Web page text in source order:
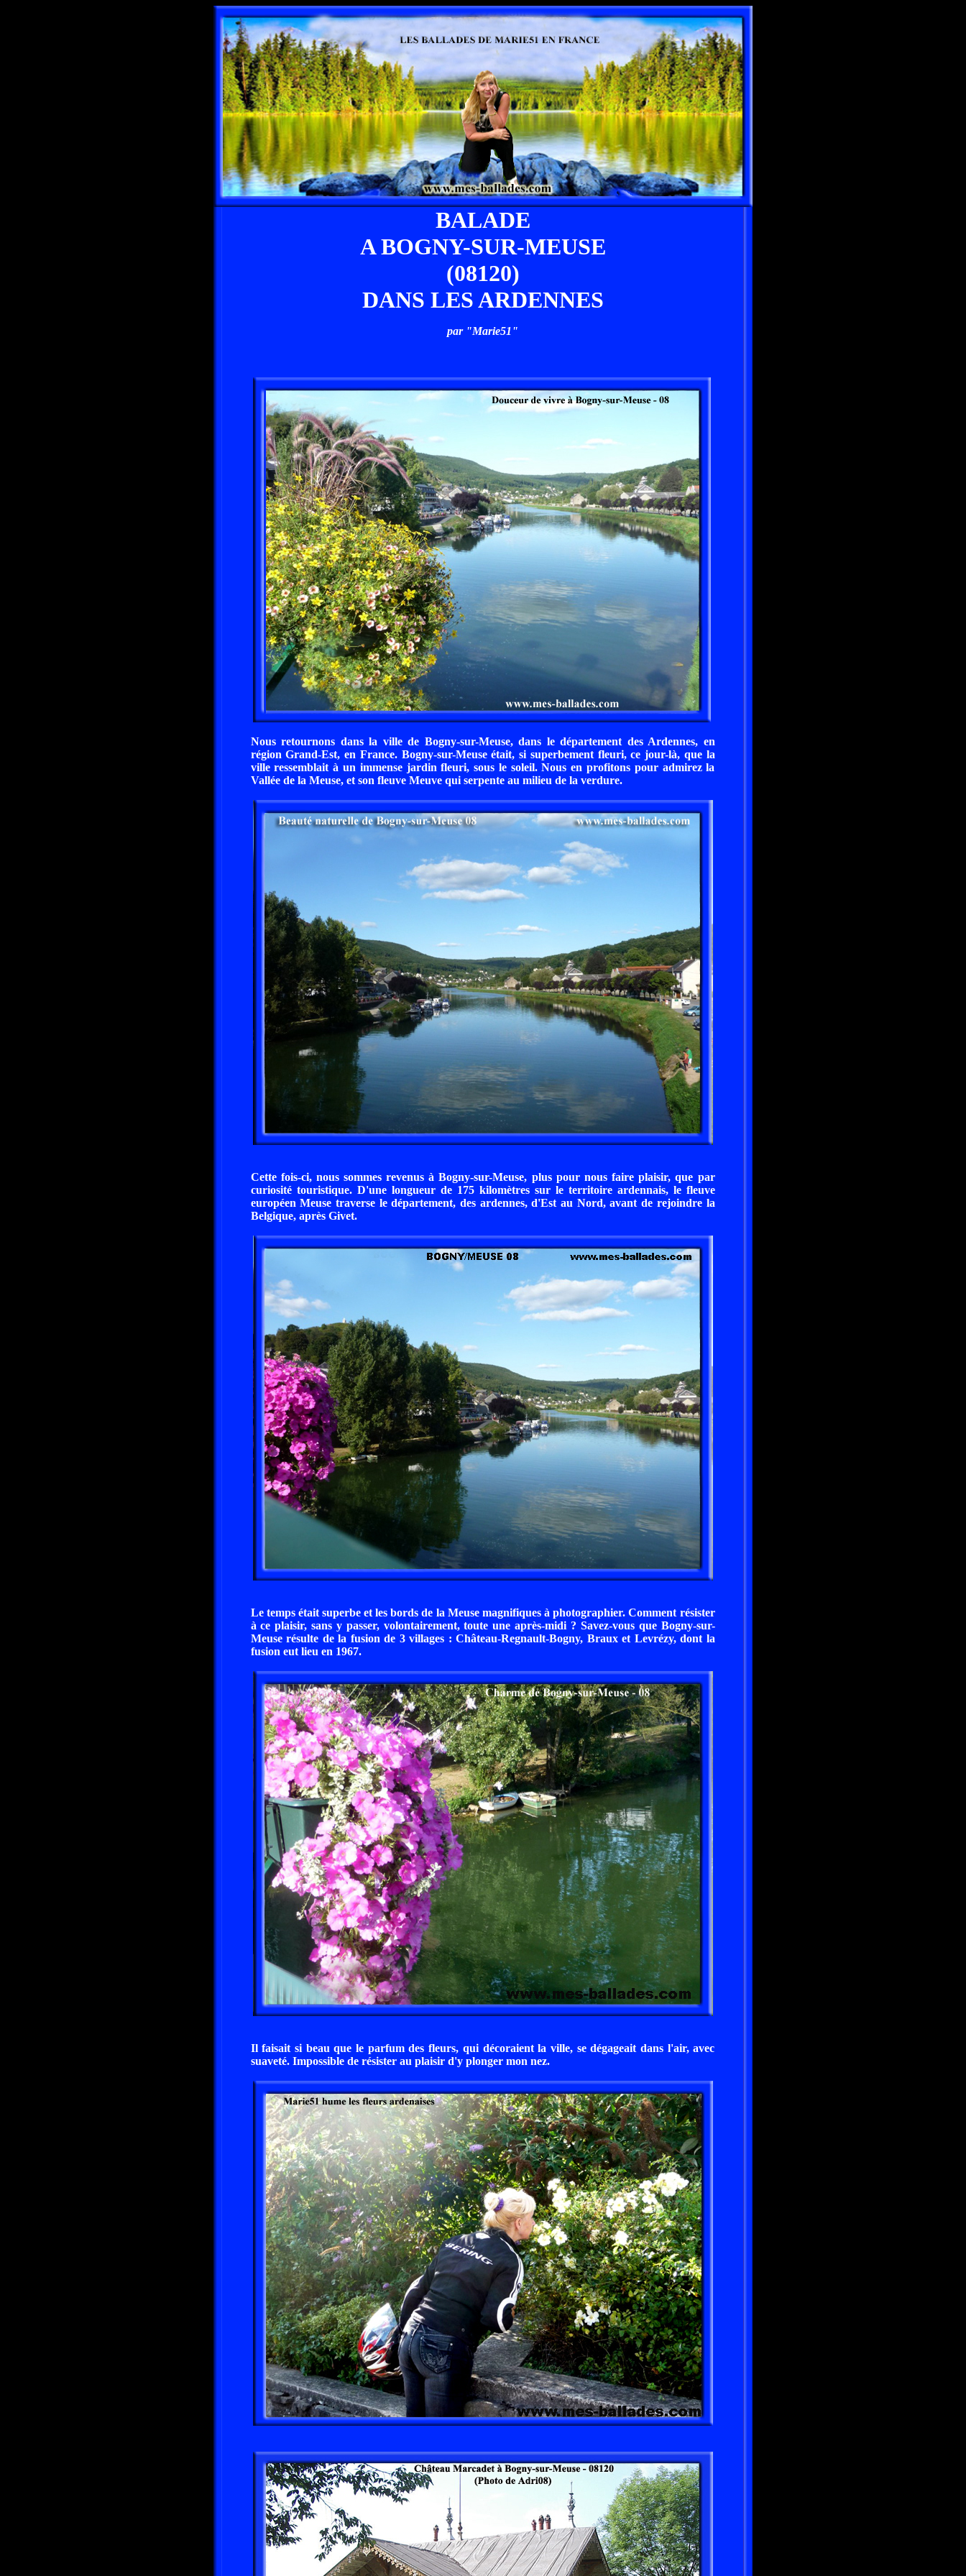
BALADE
A BOGNY-SUR-MEUSE
(08120)
DANS LES ARDENNES
par "Marie51"
Nous retournons dans la ville de Bogny-sur-Meuse, dans le département des Ardennes, en
région Grand-Est, en France. Bogny-sur-Meuse était, si superbement fleuri, ce jour-là, que la
ville ressemblait à un immense jardin fleuri, sous le soleil. Nous en profitons pour admirez la
Vallée de la Meuse, et son fleuve Meuve qui serpente au milieu de la verdure.
Cette fois-ci, nous sommes revenus à Bogny-sur-Meuse, plus pour nous faire plaisir, que par
curiosité touristique. D'une longueur de 175 kilomètres sur le territoire ardennais, le fleuve
européen Meuse traverse le département, des ardennes, d'Est au Nord, avant de rejoindre la
Belgique, après Givet.
Le temps était superbe et les bords de la Meuse magnifiques à photographier. Comment résister
à ce plaisir, sans y passer, volontairement, toute une après-midi ? Savez-vous que Bogny-sur-
Meuse résulte de la fusion de 3 villages : Château-Regnault-Bogny, Braux et Levrézy, dont la
fusion eut lieu en 1967.
Il faisait si beau que le parfum des fleurs, qui décoraient la ville, se dégageait dans l'air, avec
suaveté. Impossible de résister au plaisir d'y plonger mon nez.